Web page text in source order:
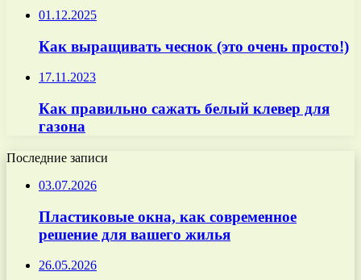
01.12.2025
Как выращивать чеснок (это очень просто!)
17.11.2023
Как правильно сажать белый клевер для
газона
Последние записи
03.07.2026
Пластиковые окна, как современное
решение для вашего жилья
26.05.2026